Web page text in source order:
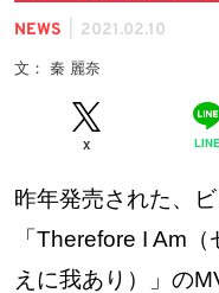
NEWS 2021.02.10
文： 秦 麗奈
X LINE
昨年発売された、
「Therefore I Am
えに我あり）」の